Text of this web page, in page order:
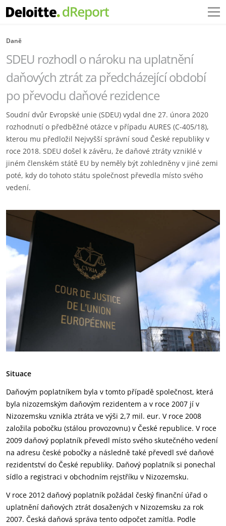
Daně
SDEU rozhodl o nároku na uplatnění
daňových ztrát za předcházející období
po převodu daňové rezidence
Soudní dvůr Evropské unie (SDEU) vydal dne 27. února 2020
rozhodnutí o předběžné otázce v případu AURES (C-405/18),
kterou mu předložil Nejvyšší správní soud České republiky v
roce 2018. SDEU došel k závěru, že daňové ztráty vzniklé v
jiném členském státě EU by neměly být zohledněny v jiné zemi
poté, kdy do tohoto státu společnost převedla místo svého
vedení.
Situace
Daňovým poplatníkem byla v tomto případě společnost, která
byla nizozemským daňovým rezidentem a v roce 2007 jí v
Nizozemsku vznikla ztráta ve výši 2,7 mil. eur. V roce 2008
založila pobočku (stálou provozovnu) v České republice. V roce
2009 daňový poplatník převedl místo svého skutečného vedení
na adresu české pobočky a následně také převedl své daňové
rezidentství do České republiky. Daňový poplatník si ponechal
sídlo a registraci v obchodním rejstříku v Nizozemsku.
V roce 2012 daňový poplatník požádal český finanční úřad o
uplatnění daňových ztrát dosažených v Nizozemsku za rok
2007. Česká daňová správa tento odpočet zamítla. Podle